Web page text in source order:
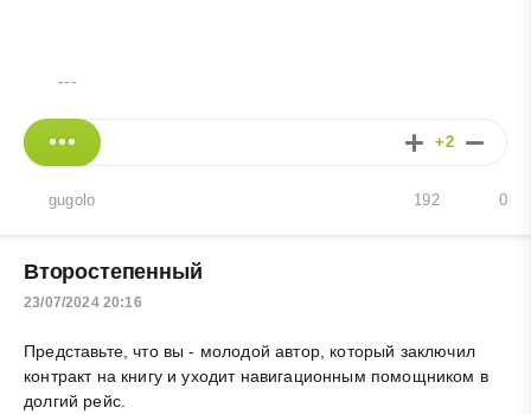
---
+2
gugolo 0
192
Второстепенный
23/07/2024 20:16
Представьте, что вы - молодой автор, который заключил
контракт на книгу и уходит навигационным помощником в
долгий рейс.